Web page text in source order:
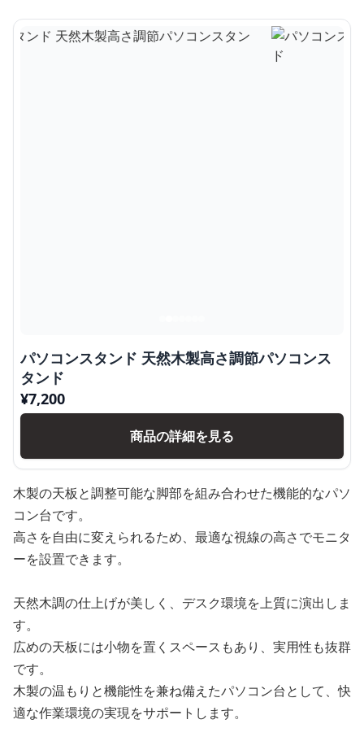
パソコンスタンド 天然木製高さ調節パソコンス
タンド
¥7,200
商品の詳細を見る
木製の天板と調整可能な脚部を組み合わせた機能的なパソ
コン台です。
高さを自由に変えられるため、最適な視線の高さでモニタ
ーを設置できます。
天然木調の仕上げが美しく、デスク環境を上質に演出しま
す。
広めの天板には小物を置くスペースもあり、実用性も抜群
です。
木製の温もりと機能性を兼ね備えたパソコン台として、快
適な作業環境の実現をサポートします。